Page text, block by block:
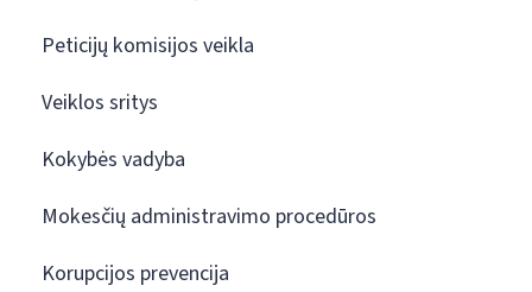
Peticijų komisijos veikla
Veiklos sritys
Kokybės vadyba
Mokesčių administravimo procedūros
Korupcijos prevencija